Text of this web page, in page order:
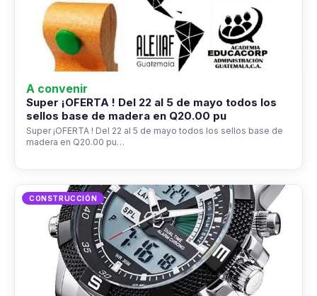
A convenir
Super ¡OFERTA ! Del 22 al 5 de mayo todos los
sellos base de madera en Q20.00 pu
Super ¡OFERTA ! Del 22 al 5 de mayo todos los sellos base de
madera en Q20.00 pu…
CONSTRUCCIÓN